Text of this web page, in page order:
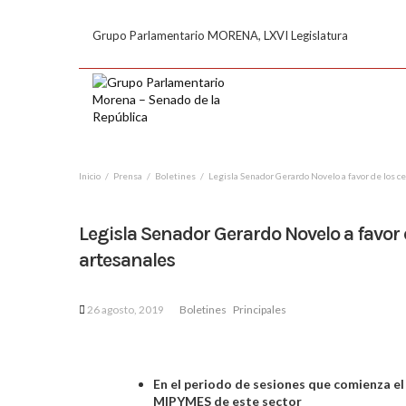
Grupo Parlamentario MORENA, LXVI Legislatura
Inicio Prensa Boletines Legisla Senador Gerardo Novelo a favor de los
Legisla Senador Gerardo Novelo a favor
artesanales
26 agosto, 2019 Boletines Principales
En el periodo de sesiones que comienza
MIPYMES de este sector